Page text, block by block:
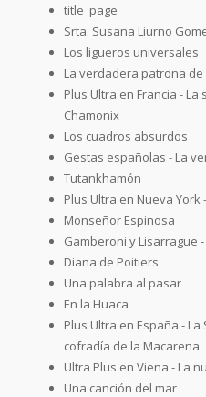
title_page
Srta. Susana Liurno
Los ligueros universales
La verdadera patrona de
Plus Ultra en Francia -
Chamonix
Los cuadros absurdos
Gestas españolas - La
Tutankhamón
Plus Ultra en Nueva York
Monseñor Espinosa
Gamberoni y Lisarrague
Diana de Poitiers
Una palabra al pasar
En la Huaca
Plus Ultra en España -
cofradía de la Macarena
Ultra Plus en Viena - La
Una canción del mar